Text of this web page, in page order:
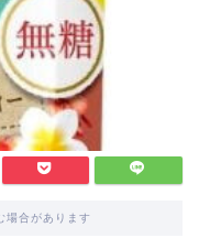
場合があります